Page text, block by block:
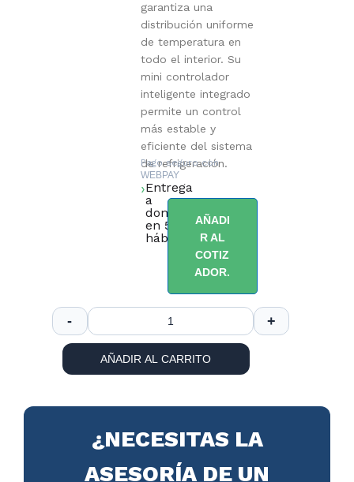
garantiza una
distribución uniforme
de temperatura en
todo el interior. Su
mini controlador
inteligente integrado
permite un control
más estable y
eficiente del sistema
de refrigeración.
Pago seguro con
WEBPAY
Entrega
a
domicilio
en 5 días
hábiles.
AÑADI
R AL
COTIZ
ADOR.
AÑADIR AL CARRITO
¿NECESITAS LA
ASESORÍA DE UN